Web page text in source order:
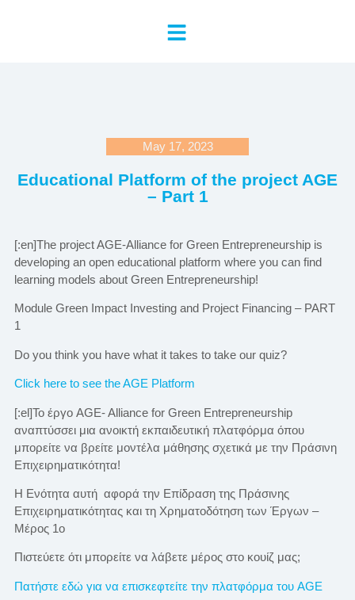
May 17, 2023
Educational Platform of the project AGE
– Part 1
[:en]The project AGE-Alliance for Green Entrepreneurship is
developing an open educational platform where you can find
learning models about Green Entrepreneurship!
Module Green Impact Investing and Project Financing – PART
1
Do you think you have what it takes to take our quiz?
Click here to see the AGE Platform
[:el]Το έργο AGE- Alliance for Green Entrepreneurship
αναπτύσσει μια ανοικτή εκπαιδευτική πλατφόρμα όπου
μπορείτε να βρείτε μοντέλα μάθησης σχετικά με την Πράσινη
Επιχειρηματικότητα!
Η Ενότητα αυτή αφορά την Επίδραση της Πράσινης
Επιχειρηματικότητας και τη Χρηματοδότηση των Έργων –
Μέρος 1ο
Πιστεύετε ότι μπορείτε να λάβετε μέρος στο κουίζ μας;
Πατήστε εδώ για να επισκεφτείτε την πλατφόρμα του AGE